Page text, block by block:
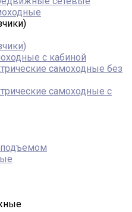
с кабиной
самоходные без
самоходные с